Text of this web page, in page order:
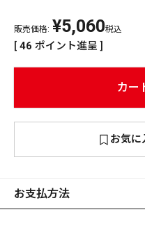
2026NEW PRODUCTS
販売価格: ¥5,060税込
[ 46 ポイント進呈 ]
カー
お気に
お支払方法